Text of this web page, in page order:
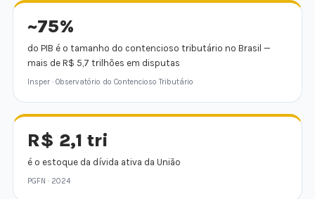
~75%
do PIB é o tamanho do contencioso tributário no Brasil —
mais de R$ 5,7 trilhões em disputas
Insper · Observatório do Contencioso Tributário
R$ 2,1 tri
é o estoque da dívida ativa da União
PGFN · 2024